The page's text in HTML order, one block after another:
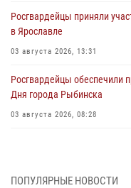
Росгвардейцы приняли
в Ярославле
03 августа 2026, 13:31
Росгвардейцы обеспечили
Дня города Рыбинска
03 августа 2026, 08:28
03 августа 2026, 07:24
ПОПУЛЯРНЫЕ НОВОСТИ